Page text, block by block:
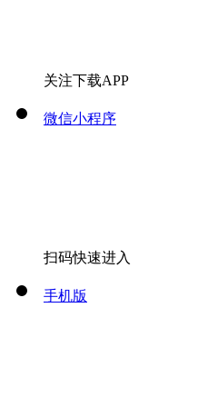
关注下载APP
微信小程序
扫码快速进入
手机版